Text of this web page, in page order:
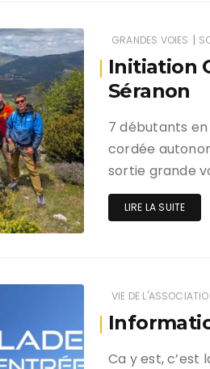
GRANDES VOIES |
Initiation
Séranon
7 débutants
cordée
sortie grande
LIRE LA SUITE
VIE DE
Ca y est, c’est